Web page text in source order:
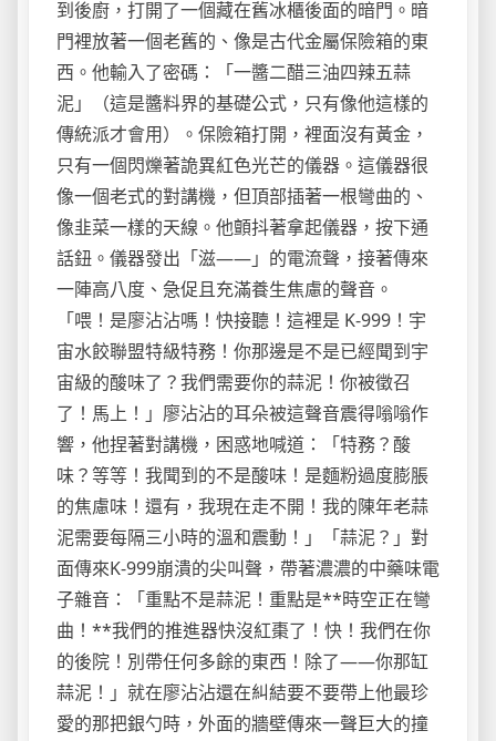
到後廚，打開了一個藏在舊冰櫃後面的暗門。暗
門裡放著一個老舊的、像是古代金屬保險箱的東
西。他輸入了密碼：「一醬二醋三油四辣五蒜
泥」（這是醬料界的基礎公式，只有像他這樣的
傳統派才會用）。保險箱打開，裡面沒有黃金，
只有一個閃爍著詭異紅色光芒的儀器。這儀器很
像一個老式的對講機，但頂部插著一根彎曲的、
像韭菜一樣的天線。他顫抖著拿起儀器，按下通
話鈕。儀器發出「滋——」的電流聲，接著傳來
一陣高八度、急促且充滿養生焦慮的聲音。
「喂！是廖沾沾嗎！快接聽！這裡是 K-999！宇
宙水餃聯盟特級特務！你那邊是不是已經聞到宇
宙級的酸味了？我們需要你的蒜泥！你被徵召
了！馬上！」廖沾沾的耳朵被這聲音震得嗡嗡作
響，他捏著對講機，困惑地喊道：「特務？酸
味？等等！我聞到的不是酸味！是麵粉過度膨脹
的焦慮味！還有，我現在走不開！我的陳年老蒜
泥需要每隔三小時的溫和震動！」「蒜泥？」對
面傳來K-999崩潰的尖叫聲，帶著濃濃的中藥味電
子雜音：「重點不是蒜泥！重點是**時空正在彎
曲！**我們的推進器快沒紅棗了！快！我們在你
的後院！別帶任何多餘的東西！除了——你那缸
蒜泥！」就在廖沾沾還在糾結要不要帶上他最珍
愛的那把銀勺時，外面的牆壁傳來一聲巨大的撞